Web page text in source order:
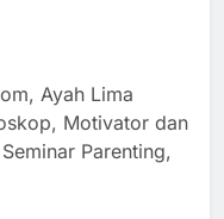
Ayah Lima
Motivator dan
Parenting,